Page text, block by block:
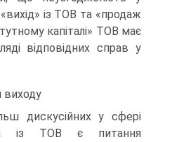
«вихід» із ТОВ та «продаж
капіталі» ТОВ має
відповідних справ у
виходу
дискусійних у сфері
із ТОВ є питання